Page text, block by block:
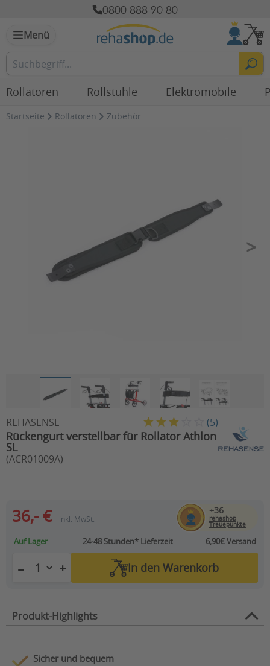
0800 888 90 80
Menü
Rollatoren Rollstühle Elektromobile
Startseite Rollatoren Zubehör
REHASENSE (5)
Rückengurt verstellbar für Rollator Athlon
SL
(ACR01009A)
36,- € inkl. MwSt.
+36
rehashop
Treuepunkte
Auf Lager 24-48 Stunden*Lieferzeit 6,90€ Versand
− + In den Warenkorb
Produkt-Highlights
Sicher und bequem